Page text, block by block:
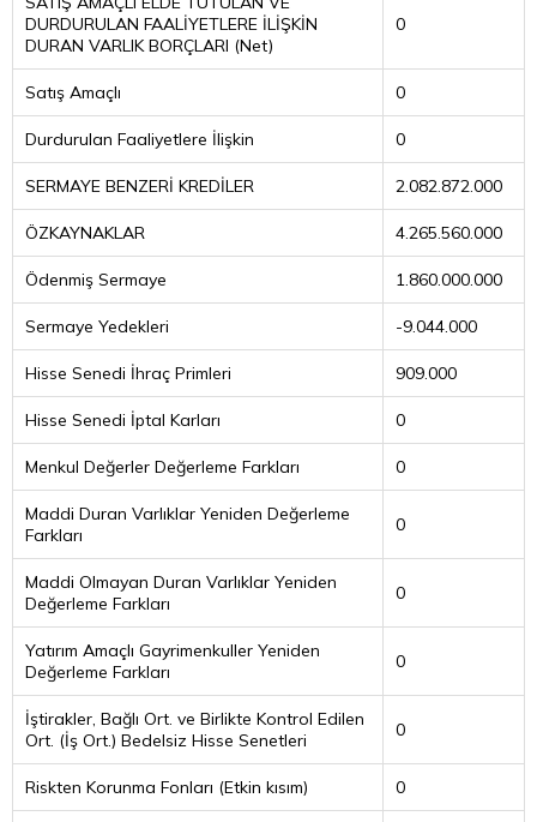
DURDURULAN FAALİYETLERE İLİŞKİN
DURAN VARLIK BORÇLARI (Net)
0
Satış Amaçlı 0
Durdurulan Faaliyetlere İlişkin 0
SERMAYE BENZERİ KREDİLER 2.082.872.000
ÖZKAYNAKLAR 4.265.560.000
Ödenmiş Sermaye 1.860.000.000
Sermaye Yedekleri -9.044.000
Hisse Senedi İhraç Primleri 909.000
Hisse Senedi İptal Karları 0
Menkul Değerler Değerleme Farkları 0
Maddi Duran Varlıklar Yeniden Değerleme
Farkları
0
Maddi Olmayan Duran Varlıklar Yeniden
Değerleme Farkları
0
Yatırım Amaçlı Gayrimenkuller Yeniden
Değerleme Farkları
0
İştirakler, Bağlı Ort. ve Birlikte Kontrol Edilen
Ort. (İş Ort.) Bedelsiz Hisse Senetleri
0
Riskten Korunma Fonları (Etkin kısım) 0